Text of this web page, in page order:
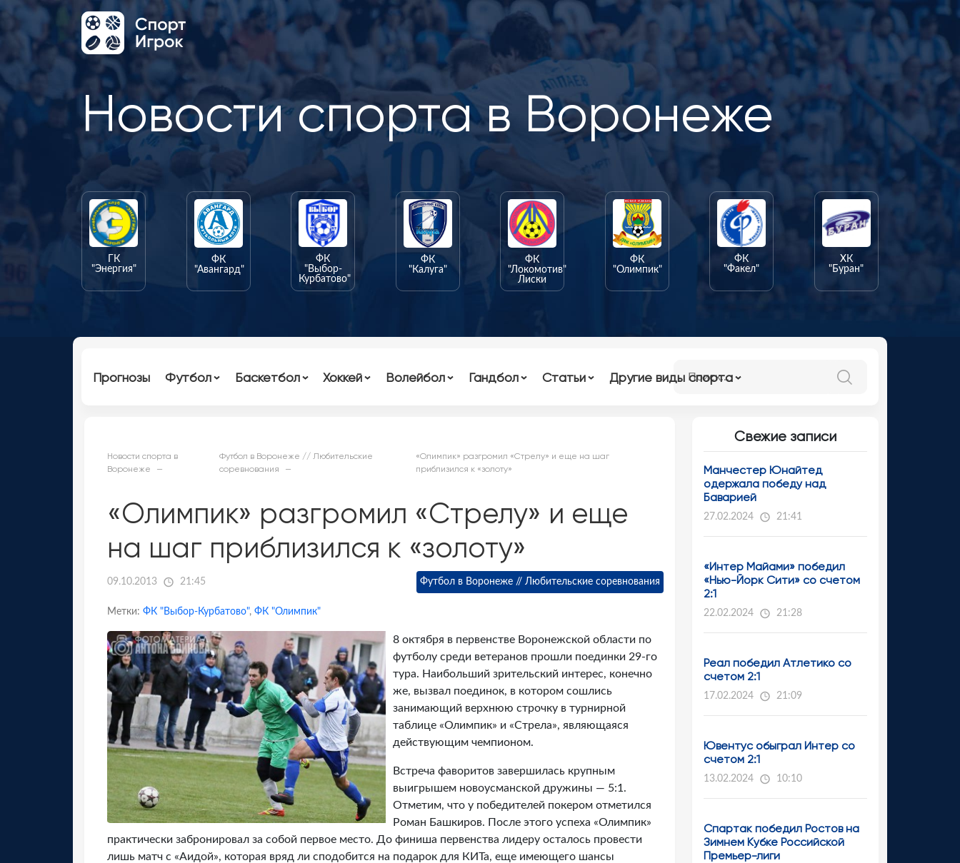
Новости спорта в Воронеже
ГК
"Энергия"
ФК
"Авангард"
ФК
"Выбор-
Курбатово"
ФК
"Калуга"
ФК
"Локомотив"
Лиски
ФК
"Олимпик"
ФК
"Факел"
ХК
"Буран"
Прогнозы Футбол Баскетбол Хоккей Волейбол Гандбол Статьи Другие виды спорта
Новости спорта в
Воронеже
Футбол в Воронеже // Любительские
соревнования
«Олимпик» разгромил «Стрелу» и еще на шаг
приблизился к «золоту»
«Олимпик» разгромил «Стрелу» и еще
на шаг приблизился к «золоту»
09.10.2013 21:45 Футбол в Воронеже // Любительские соревнования
Метки: ФК "Выбор-Курбатово", ФК "Олимпик"
8 октября в первенстве Воронежской области по
футболу среди ветеранов прошли поединки 29-го
тура. Наибольший зрительский интерес, конечно
же, вызвал поединок, в котором сошлись
занимающий верхнюю строчку в турнирной
таблице «Олимпик» и «Стрела», являющаяся
действующим чемпионом.
Встреча фаворитов завершилась крупным
выигрышем новоусманской дружины — 5:1.
Отметим, что у победителей покером отметился
Роман Башкиров. После этого успеха «Олимпик»
практически забронировал за собой первое место. До финиша первенства лидеру осталось провести
лишь матч с «Аидой», которая вряд ли сподобится на подарок для КИТа, еще имеющего шансы
Свежие записи
Манчестер Юнайтед
одержала победу над
Баварией
27.02.2024 21:41
«Интер Майами» победил
«Нью-Йорк Сити» со счетом
2:1
22.02.2024 21:28
Реал победил Атлетико со
счетом 2:1
17.02.2024 21:09
Ювентус обыграл Интер со
счетом 2:1
13.02.2024 10:10
Спартак победил Ростов на
Зимнем Кубке Российской
Премьер-лиги